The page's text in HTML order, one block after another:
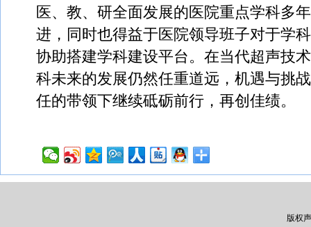
医、教、研全面发展的医院重点学科多
进，同时也得益于医院领导班子对于学
协助搭建学科建设平台。在当代超声技
科未来的发展仍然任重道远，机遇与挑
任的带领下继续砥砺前行，再创佳绩。
版权